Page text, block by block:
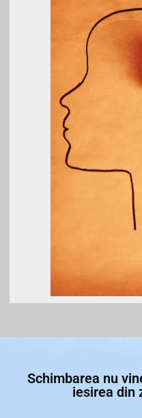
Schimbarea nu
iesirea din